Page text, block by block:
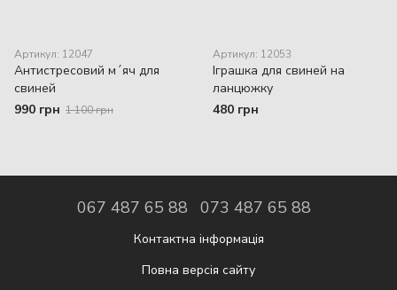
Артикул: 12047
Антистресовий м´яч для
свиней
990 грн 1 100 грн
Артикул: 12053
Іграшка для свиней на
ланцюжку
480 грн
067 487 65 88 073 487 65 88
Контактна інформація
Повна версія сайту